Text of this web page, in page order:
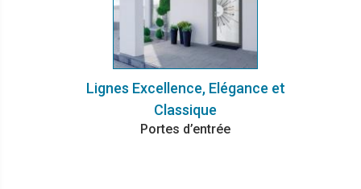
Lignes Excellence, Elégance et
Classique
Portes d’entrée